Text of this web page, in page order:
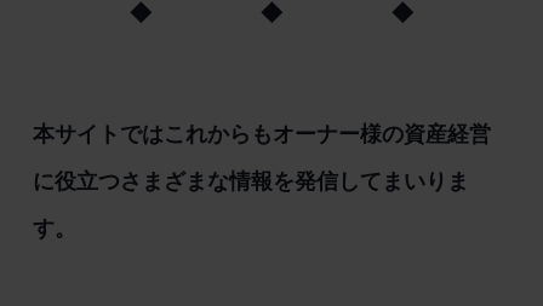
◆ ◆ ◆
本サイトではこれからもオーナー様の資産経営
に役立つさまざまな情報を発信してまいりま
す。